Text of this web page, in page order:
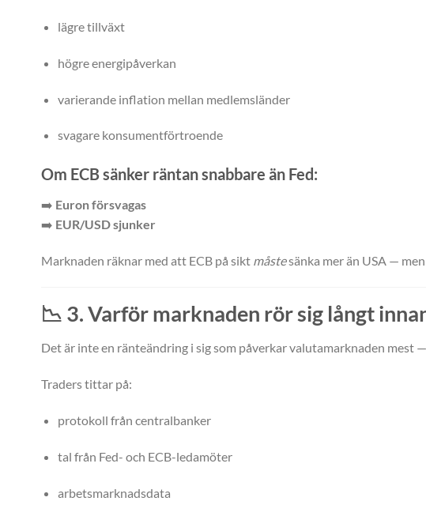
lägre tillväxt
högre energipåverkan
varierande inflation mellan medlemsländer
svagare konsumentförtroende
Om ECB sänker räntan snabbare än Fed:
➡️ Euron försvagas
➡️ EUR/USD sjunker
Marknaden räknar med att ECB på sikt måstesänka mer än USA —
📉 3. Varför marknaden rör sig långt
Det är inte en ränteändring i sig som påverkar valutamarknaden mest
Traders tittar på:
protokoll från centralbanker
tal från Fed- och ECB-ledamöter
arbetsmarknadsdata